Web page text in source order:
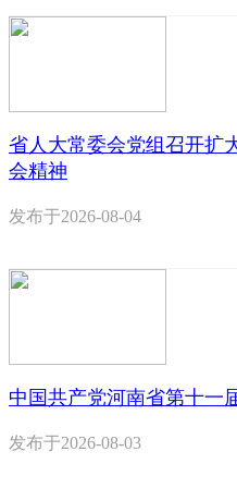
省人大常委会党组召开扩
会精神
发布于2026-08-04
中国共产党河南省第十一
发布于2026-08-03